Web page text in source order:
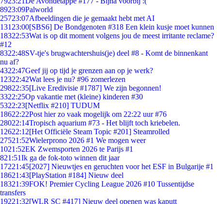
8923:09Palworld
25723:07Afbeeldingen die je gemaakt hebt met AI
131 23:00[SBS6] De Bondgenoten #318 Een klein kusje moet kunnen
18322:53Wat is op dit moment volgens jou de meest irritante reclame?
#12
8322:48SV-tje's brugwachtershuis(je) deel #8 - Komt de binnenkant
nu af?
4322:47Geef jij op tijd je grenzen aan op je werk?
12322:42Wat lees je nu? #96 zomerlezen
29822:35[Live Eredivisie #1787] We zijn begonnen!
3322:25Op vakantie met (kleine) kinderen #30
5322:23[Netflix #210] TUDUM
18622:22Post hier zo vaak mogelijk om 22:22 uur #76
28022:14Tropisch aquarium #73 - Het blijft toch kriebelen.
12622:12[Het Officiële Steam Topic #201] Steamrolled
27521:52Wielerprono 2026 #1 We mogen weer
1021:52EK Zwemsporten 2026 te Parijs #1
821:51Ik ga de fok-toto winnen dit jaar
17221:45[2027] Nieuwtjes en geruchten voor het ESF in Bulgarije #1
18621:43[PlayStation #184] Nieuw deel
18321:39FOK! Premier Cycling League 2026 #10 Tussentijdse
transfers
19221:32[WLR SC #417] Nieuw deel openen was kaputt